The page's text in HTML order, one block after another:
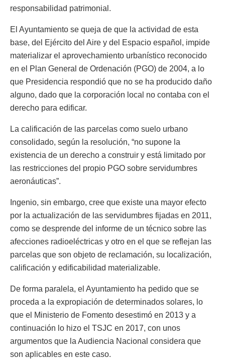
responsabilidad patrimonial.
El Ayuntamiento se queja de que la actividad de esta
base, del Ejército del Aire y del Espacio español, impide
materializar el aprovechamiento urbanístico reconocido
en el Plan General de Ordenación (PGO) de 2004, a lo
que Presidencia respondió que no se ha producido daño
alguno, dado que la corporación local no contaba con el
derecho para edificar.
La calificación de las parcelas como suelo urbano
consolidado, según la resolución, “no supone la
existencia de un derecho a construir y está limitado por
las restricciones del propio PGO sobre servidumbres
aeronáuticas”.
Ingenio, sin embargo, cree que existe una mayor efecto
por la actualización de las servidumbres fijadas en 2011,
como se desprende del informe de un técnico sobre las
afecciones radioeléctricas y otro en el que se reflejan las
parcelas que son objeto de reclamación, su localización,
calificación y edificabilidad materializable.
De forma paralela, el Ayuntamiento ha pedido que se
proceda a la expropiación de determinados solares, lo
que el Ministerio de Fomento desestimó en 2013 y a
continuación lo hizo el TSJC en 2017, con unos
argumentos que la Audiencia Nacional considera que
son aplicables en este caso.